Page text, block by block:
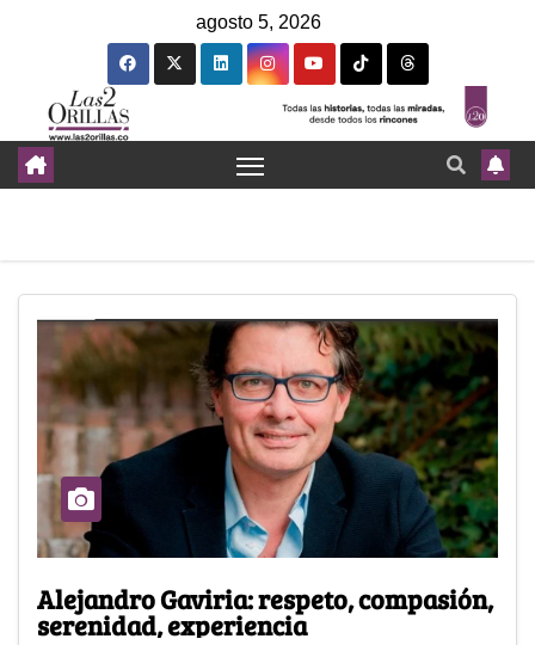
agosto 5, 2026
Alejandro Gaviria: respeto, compasión,
serenidad, experiencia